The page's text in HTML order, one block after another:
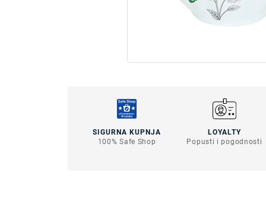
SIGURNA KUPNJA
100% Safe Shop
LOYALTY
Popusti i pogodnosti